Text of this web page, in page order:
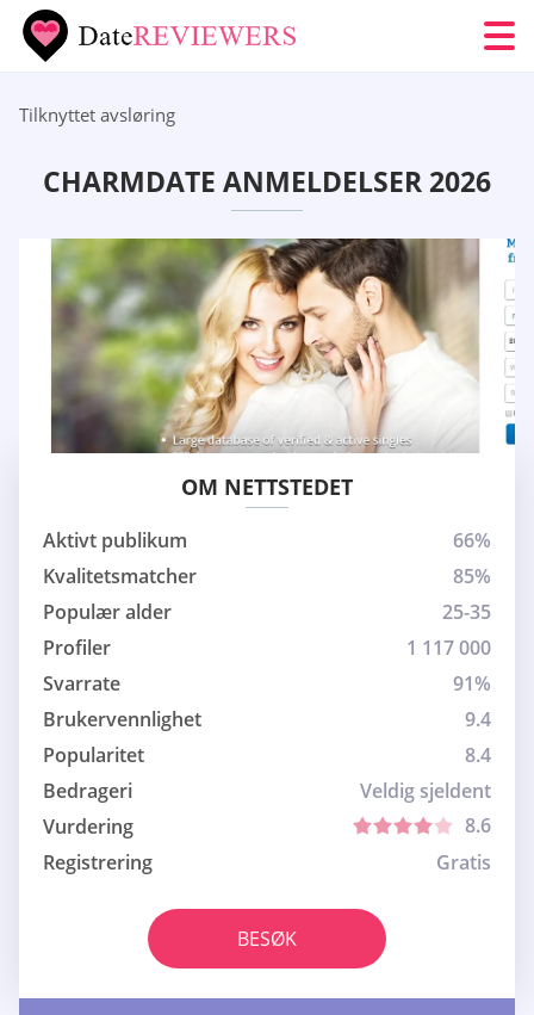
Tilknyttet avsløring
CHARMDATE ANMELDELSER 2026
OM NETTSTEDET
Aktivt publikum
66%
Kvalitetsmatcher
85%
Populær alder
25-35
Profiler
1 117 000
Svarrate
91%
Brukervennlighet
9.4
Popularitet
8.4
Bedrageri
Veldig sjeldent
Vurdering
8.6
Registrering
Gratis
BESØK